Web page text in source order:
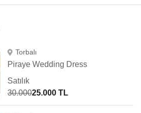
Torbalı
Piraye Wedding Dress
Satılık
30.00025.000 TL